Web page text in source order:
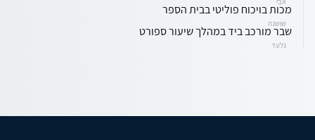
מכות בויכוח פוליטי בבית הספר
שושנה
שבר מורכב ביד במהלך שיעור ספורט
גלעד